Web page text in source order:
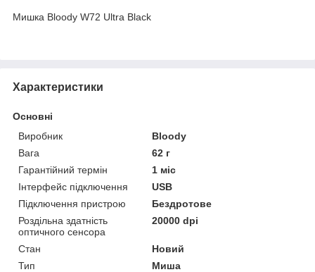
Мишка Bloody W72 Ultra Black
Характеристики
Основні
Виробник
Bloody
Вага
62 г
Гарантійний термін
1 міс
Інтерфейс підключення
USB
Підключення пристрою
Бездротове
Роздільна здатність
оптичного сенсора
20000 dpi
Стан
Новий
Тип
Миша